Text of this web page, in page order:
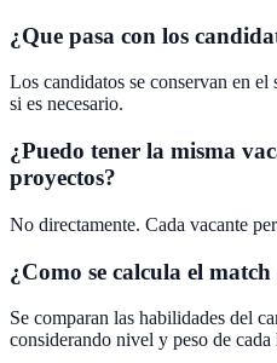
¿Que pasa con los
Los candidatos se conservan en el
si es necesario.
¿Puedo tener la misma
proyectos?
No directamente. Cada vacante
¿Como se calcula el
Se comparan las habilidades del
considerando nivel y peso de cada